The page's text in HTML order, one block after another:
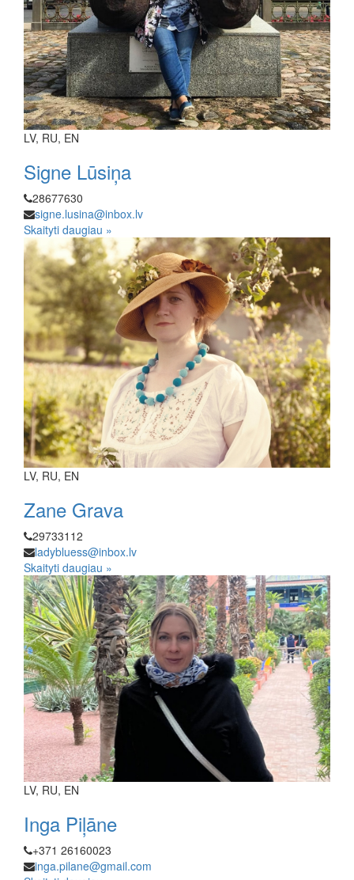
LV, RU, EN
Signe Lūsiņa
28677630
signe.lusina@inbox.lv
Skaityti daugiau »
LV, RU, EN
Zane Grava
29733112
ladybluess@inbox.lv
Skaityti daugiau »
LV, RU, EN
Inga Piļāne
+371 26160023
inga.pilane@gmail.com